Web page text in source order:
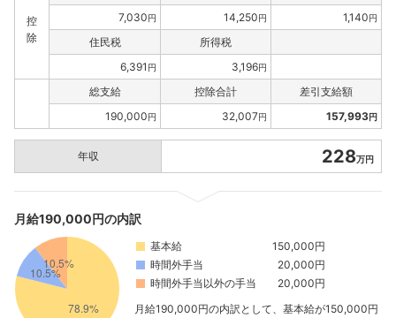
控
除
7,030円 14,250円 1,140円
住民税
所得税
6,391 円 3,196円
総支給 控除合計
差引支給額
190,000円 32,007円 157,993円
年収 228万円
月給190,000円の内訳
基本給
150,000円
時間外手当
20,000円
時間外手当以外の手当
20,000円
月給190,000円の内訳として、基本給が150,000円